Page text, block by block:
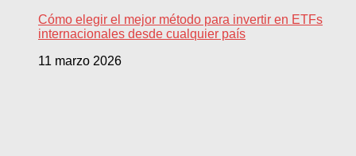
Cómo elegir el mejor método para invertir en ETFs
internacionales desde cualquier país
11 marzo 2026